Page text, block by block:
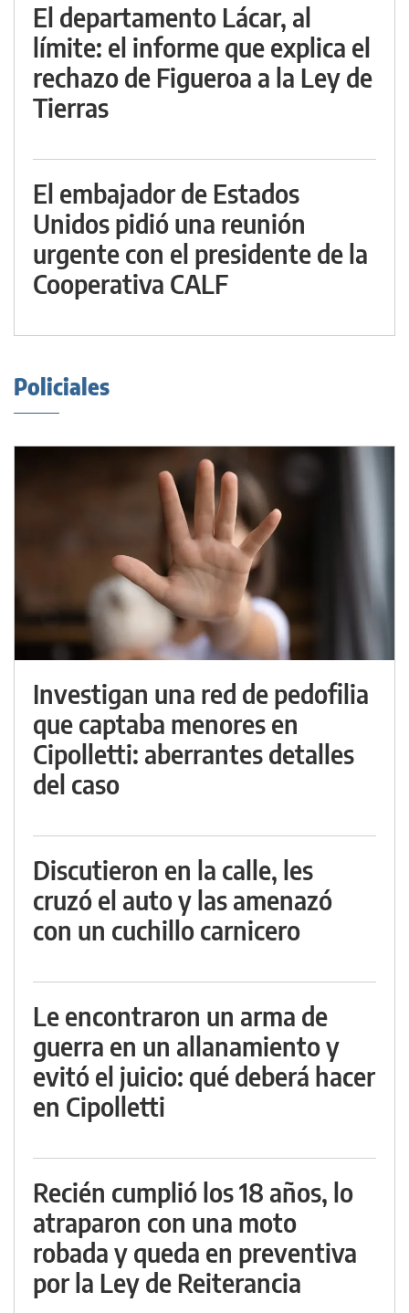
El departamento Lácar, al
límite: el informe que explica el
rechazo de Figueroa a la Ley de
Tierras
El embajador de Estados
Unidos pidió una reunión
urgente con el presidente de la
Cooperativa CALF
Policiales
Investigan una red de pedofilia
que captaba menores en
Cipolletti: aberrantes detalles
del caso
Discutieron en la calle, les
cruzó el auto y las amenazó
con un cuchillo carnicero
Le encontraron un arma de
guerra en un allanamiento y
evitó el juicio: qué deberá hacer
en Cipolletti
Recién cumplió los 18 años, lo
atraparon con una moto
robada y queda en preventiva
por la Ley de Reiterancia